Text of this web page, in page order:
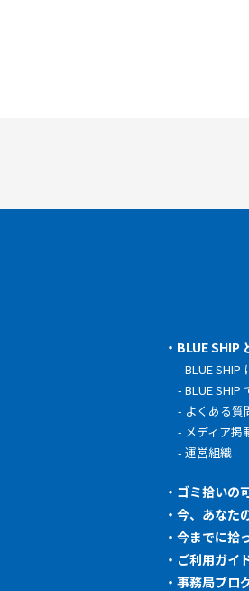
BLUE SHIP
BLUE SHIP
BLUE SHIP
よくある質
メディア掲
運営組織
ゴミ拾いの
今、あなた
今までに拾
ご利用ガイ
事務局ブロ